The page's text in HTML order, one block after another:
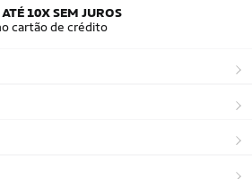
10X SEM JUROS
cartão de crédito